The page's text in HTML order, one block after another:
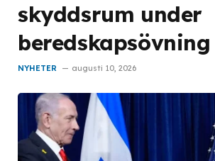
skyddsrum under
beredskapsövning
NYHETER augusti 10, 2026